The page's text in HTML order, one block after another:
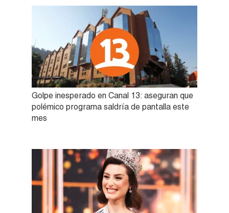
Golpe inesperado en Canal 13: aseguran que
polémico programa saldría de pantalla este
mes